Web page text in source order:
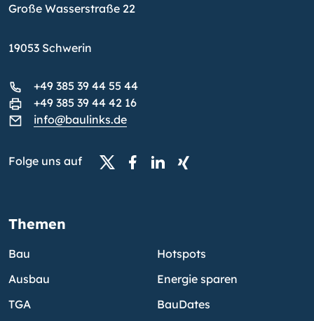
Große Wasserstraße 22
19053 Schwerin
+49 385 39 44 55 44
+49 385 39 44 42 16
info@baulinks.de
Folge uns auf
Themen
Bau
Ausbau
TGA
Hotspots
Energie sparen
BauDates